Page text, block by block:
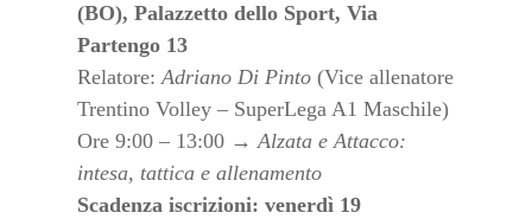
(BO), Palazzetto dello Sport, Via
Partengo 13
Relatore:Adriano Di Pinto (Vice allenatore
Trentino Volley – SuperLega A1 Maschile)
Ore 9:00 – 13:00 →Alzata e Attacco:
intesa, tattica e allenamento
Scadenza iscrizioni: venerdì 19